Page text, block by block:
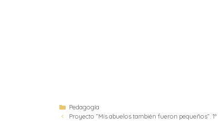
Pedagogía
Proyecto ”Mis abuelos también fueron pequeños”. 1º